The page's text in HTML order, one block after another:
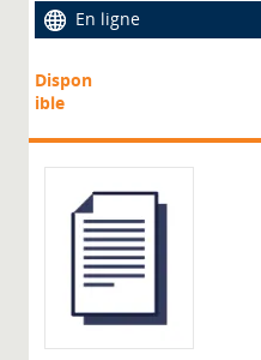
En ligne
Dispon
ible